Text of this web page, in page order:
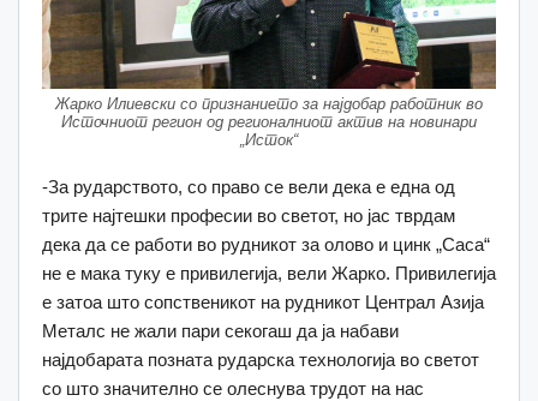
Жарко Илиевски со признанието за најдобар работник во
Источниот регион од регионалниот актив на новинари
„Исток“
-За рударството, со право се вели дека е една од
трите најтешки професии во светот, но јас тврдам
дека да се работи во рудникот за олово и цинк „Саса“
не е мака туку е привилегија, вели Жарко. Привилегија
е затоа што сопственикот на рудникот Централ Азија
Металс не жали пари секогаш да ја набави
најдобарата позната рударска технологија во светот
со што значително се олеснува трудот на нас